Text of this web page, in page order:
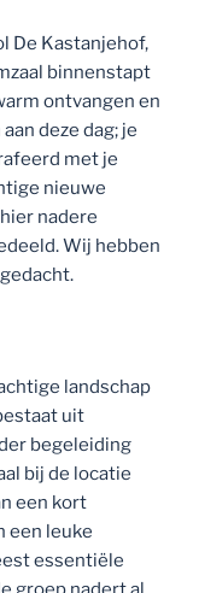
De Kastanjehof,
binnenstapt
ontvangen en
deze dag; je
met je
nieuwe
nadere
Wij hebben
landschap
uit
begeleiding
bij de locatie
een kort
een leuke
essentiële